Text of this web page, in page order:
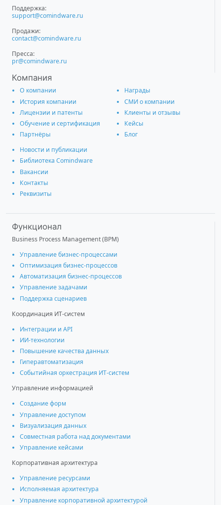
Поддержка:
support@comindware.ru
Продажи:
contact@comindware.ru
Пресса:
pr@comindware.ru
Компания
О компании
История компании
Лицензии и патенты
Обучение и сертификация
Партнёры
Награды
СМИ о компании
Клиенты и отзывы
Кейсы
Блог
Новости и публикации
Библиотека Comindware
Вакансии
Контакты
Реквизиты
Функционал
Business Process Management (BPM)
Управление бизнес-процессами
Оптимизация бизнес-процессов
Автоматизация бизнес-процессов
Управление задачами
Поддержка сценариев
Координация ИТ-систем
Интеграции и АРІ
ИИ-технологии
Повышение качества данных
Гиперавтоматизация
Событийная оркестрация ИТ-систем
Управление информацией
Создание форм
Управление доступом
Визуализация данных
Совместная работа над документами
Управление кейсами
Корпоративная архитектура
Управление ресурсами
Исполняемая архитектура
Управление корпоративной архитектурой